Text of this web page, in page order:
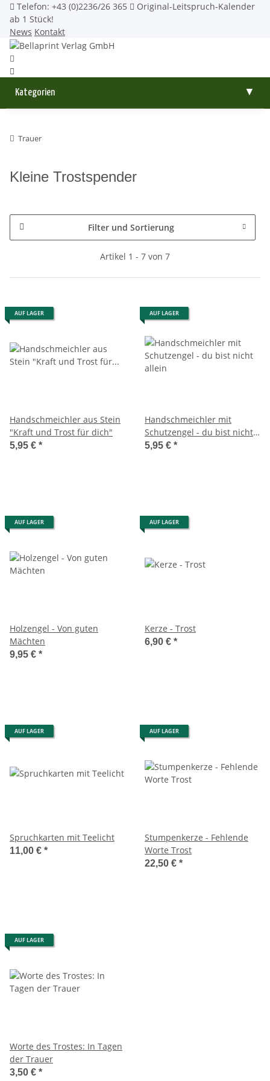
Telefon: +43 (0)2236/26 365
Original-Leitspruch-Kalender
ab 1 Stück!
News Kontakt
Kategorien ▼
Trauer
Kleine Trostspender
Filter und Sortierung
Artikel 1 - 7 von 7
AUF LAGER
Handschmeichler aus Stein
"Kraft und Trost für dich"
5,95 € *
AUF LAGER
Handschmeichler mit
Schutzengel - du bist nicht
allein
5,95 € *
AUF LAGER
Holzengel - Von guten
Mächten
9,95 € *
AUF LAGER
Kerze - Trost
6,90 € *
AUF LAGER
Spruchkarten mit Teelicht
11,00 € *
AUF LAGER
Stumpenkerze - Fehlende
Worte Trost
22,50 € *
AUF LAGER
Worte des Trostes: In Tagen
der Trauer
3,50 € *